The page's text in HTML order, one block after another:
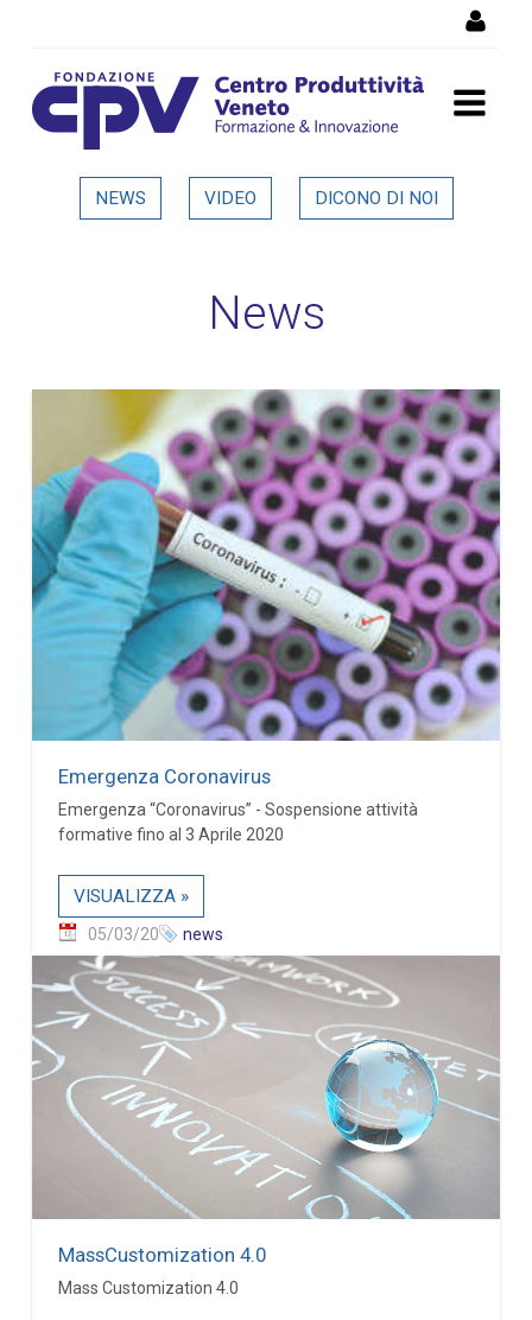
Dettaglio in evidenza
NEWS VIDEO DICONO DI NOI
News
Emergenza Coronavirus
Emergenza “Coronavirus” - Sospensione attività
formative fino al 3 Aprile 2020
VISUALIZZA »
05/03/20 news
MassCustomization 4.0
Mass Customization 4.0